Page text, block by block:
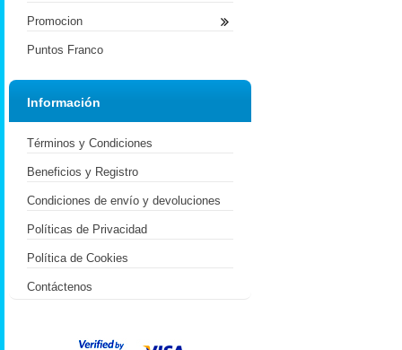
Promocion
Puntos Franco
Información
Términos y Condiciones
Beneficios y Registro
Condiciones de envío y devoluciones
Políticas de Privacidad
Política de Cookies
Contáctenos